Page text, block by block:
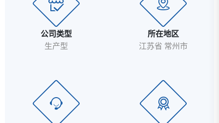
公司类型
生产型
所在地区
江苏省 常州市